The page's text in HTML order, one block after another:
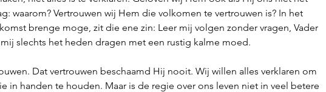
waarom? Vertrouwen wij Hem die volkomen te vertrouwen is? In het
brenge moge, zit die ene zin: Leer mij volgen zonder vragen, Vader
slechts het heden dragen met een rustig kalme moed.
Dat vertrouwen beschaamd Hij nooit. Wij willen alles verklaren om
in handen te houden. Maar is de regie over ons leven niet in veel betere